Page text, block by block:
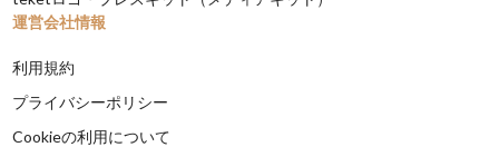
運営会社情報
利用規約
プライバシーポリシー
Cookieの利用について